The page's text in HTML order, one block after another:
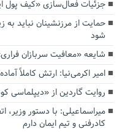
جزئیات فعال‌سازی «کیف پول
حمایت از مرزنشینان نباید به
شود
شایعه «معافیت سربازان
امیر اکرمی‌نیا: ارتش کاملاً
روایت گاردین از «دیپلماسی
میراسماعیلی: با دستور
کادرفنی و تیم ایمان دارم